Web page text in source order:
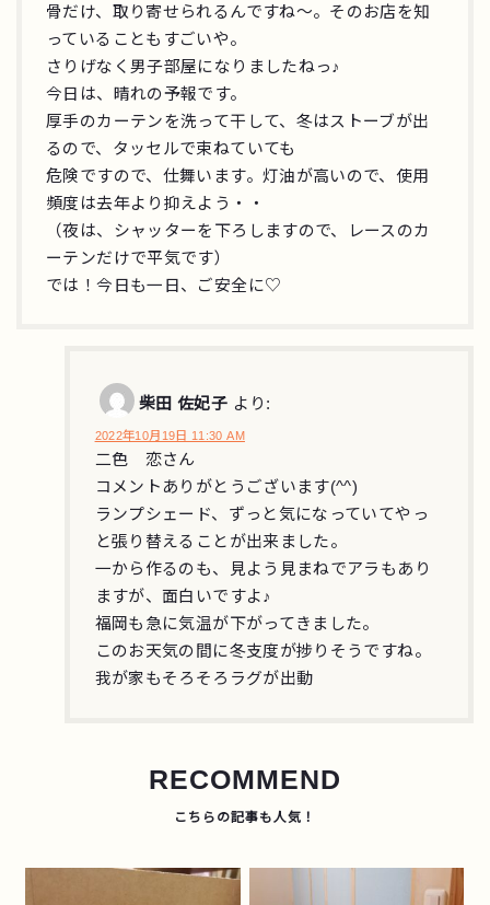
骨だけ、取り寄せられるんですね～。そのお店を知
っていることもすごいや。
さりげなく男子部屋になりましたねっ♪
今日は、晴れの予報です。
厚手のカーテンを洗って干して、冬はストーブが出
るので、タッセルで束ねていても
危険ですので、仕舞います。灯油が高いので、使用
頻度は去年より抑えよう・・
（夜は、シャッターを下ろしますので、レースのカ
ーテンだけで平気です）
では！今日も一日、ご安全に♡
柴田 佐妃子 より:
2022年10月19日 11:30 AM
二色 恋さん
コメントありがとうございます(^^)
ランプシェード、ずっと気になっていてやっ
と張り替えることが出来ました。
一から作るのも、見よう見まねでアラもあり
ますが、面白いですよ♪
福岡も急に気温が下がってきました。
このお天気の間に冬支度が捗りそうですね。
我が家もそろそろラグが出動
RECOMMEND